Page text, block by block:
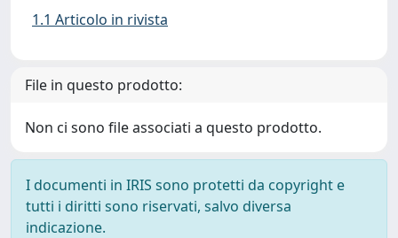
1.1 Articolo in rivista
File in questo prodotto:
Non ci sono file associati a questo prodotto.
I documenti in IRIS sono protetti da copyright e
tutti i diritti sono riservati, salvo diversa
indicazione.